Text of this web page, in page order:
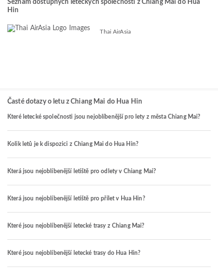
Seznam dostupných leteckých společností z Chiang Mai do Hua
Hin
Thai AirAsia
Časté dotazy o letu z Chiang Mai do Hua Hin
Které letecké společnosti jsou nejoblíbenější pro lety z města Chiang Mai?
Kolik letů je k dispozici z Chiang Mai do Hua Hin?
Která jsou nejoblíbenější letiště pro odlety v Chiang Mai?
Která jsou nejoblíbenější letiště pro přílet v Hua Hin?
Které jsou nejoblíbenější letecké trasy z Chiang Mai?
Které jsou nejoblíbenější letecké trasy do Hua Hin?